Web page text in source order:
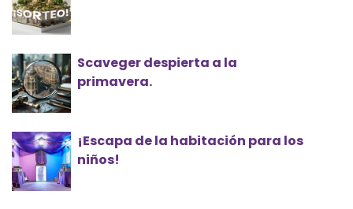
Scaveger despierta a la
primavera.
¡Escapa de la habitación para los
niños!